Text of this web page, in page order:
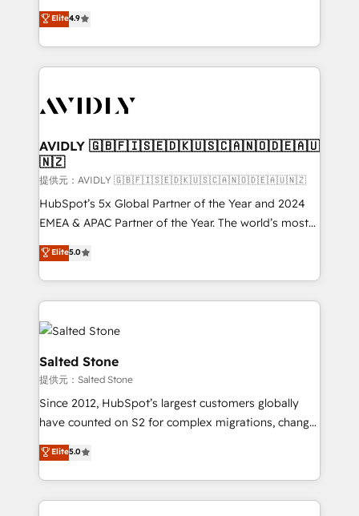
AI, & maximize AEO with tailored AI services. 🧩
Integrations: Extend HubSpot with custom
North America. Avec plus de 115 experts en
marketing automation, Growth, Revops, CRM et
webdesign. Markentive is both a consulting firm, a
digital agency and an integrator. With over 115
CRM and webdesign (We focus on EMEA - USA
Elite4.9
AVIDLY 🇬🇧🇫🇮🇸🇪🇩🇰🇺🇸🇨🇦🇳🇴🇩🇪🇦🇺
🇳🇿
提供元：AVIDLY 🇬🇧🇫🇮🇸🇪🇩🇰🇺🇸🇨🇦🇳🇴🇩🇪🇦🇺🇳🇿
HubSpot’s 5x Global Partner of the Year and 2024
EMEA & APAC Partner of the Year. The world’s most
experienced and fully accredited HubSpot Solutions
Partner. 🚀 With 2,750+ HubSpot projects delivered
and 370+ specialists across EMEA, APAC and NAM,
we de-risk complex CRM programmes and
accelerate ROI across every HubSpot Hub. 🧭 From
multi-region migrations to AI-powered automation,
we turn complexity into clarity, human at global
scale. 🏆 HubSpot’s CEO called us “the partner of the
future.” Others agree it is proof of trust built through
measurable impact.
Elite5.0
Salted Stone
提供元：Salted Stone
Since 2012, HubSpot’s largest customers globally
have counted on S2 for complex migrations, change
management, systems integration, and creative
solutions that deliver measurable impact and
transform brand experiences As one of the few full-
service creative agencies in the HubSpot
Elite5.0